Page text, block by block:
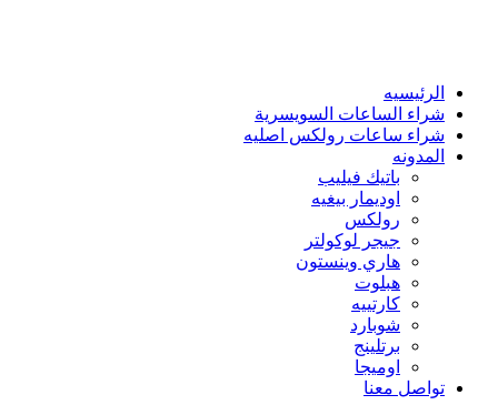
الرئيسيه
شراء الساعات السويسرية
شراء ساعات رولكس اصليه
المدونه
باتيك فيليب
اوديمار بيغيه
رولكس
جيجر لوكولتر
هاري وينستون
هبلوت
كارتييه
شوبارد
برتلينج
اوميجا
تواصل معنا